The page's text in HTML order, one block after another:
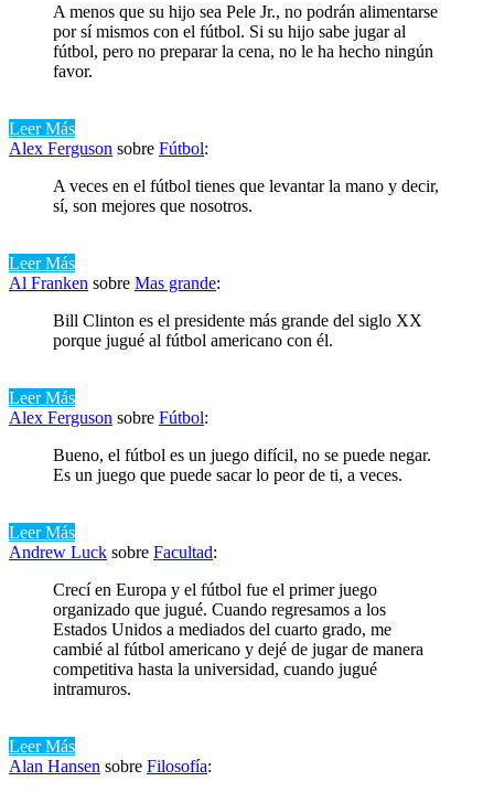
A menos que su hijo sea Pele Jr., no podrán alimentarse
por sí mismos con el fútbol. Si su hijo sabe jugar al
fútbol, ​​pero no preparar la cena, no le ha hecho ningún
favor.
Leer Más
Alex Ferguson sobre Fútbol:
A veces en el fútbol tienes que levantar la mano y decir,
sí, son mejores que nosotros.
Leer Más
Al Franken sobre Mas grande:
Bill Clinton es el presidente más grande del siglo XX
porque jugué al fútbol americano con él.
Leer Más
Alex Ferguson sobre Fútbol:
Bueno, el fútbol es un juego difícil, no se puede negar.
Es un juego que puede sacar lo peor de ti, a veces.
Leer Más
Andrew Luck sobre Facultad:
Crecí en Europa y el fútbol fue el primer juego
organizado que jugué. Cuando regresamos a los
Estados Unidos a mediados del cuarto grado, me
cambié al fútbol americano y dejé de jugar de manera
competitiva hasta la universidad, cuando jugué
intramuros.
Leer Más
Alan Hansen sobre Filosofía: